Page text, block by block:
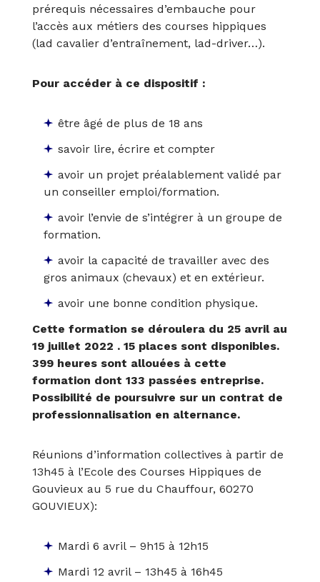
prérequis nécessaires d’embauche pour
l’accès aux métiers des courses hippiques
(lad cavalier d’entraînement, lad-driver…).
Pour accéder à ce dispositif :
être âgé de plus de 18 ans
savoir lire, écrire et compter
avoir un projet préalablement validé par
un conseiller emploi/formation.
avoir l’envie de s’intégrer à un groupe de
formation.
avoir la capacité de travailler avec des
gros animaux (chevaux) et en extérieur.
avoir une bonne condition physique.
Cette formation se déroulera du 25 avril au
19 juillet 2022 . 15 places sont disponibles.
399 heures sont allouées à cette
formation dont 133 passées entreprise.
Possibilité de poursuivre sur un contrat de
professionnalisation en alternance.
Réunions d’information collectives à partir de
13h45 à l’Ecole des Courses Hippiques de
Gouvieux au 5 rue du Chauffour, 60270
GOUVIEUX):
Mardi 6 avril – 9h15 à 12h15
Mardi 12 avril – 13h45 à 16h45